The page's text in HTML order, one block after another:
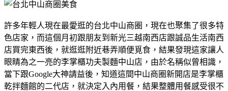
許多年輕人現在最愛逛的台北中山商圈，現在也聚集了很多特
色店家，而這個月初跟朋友到新光三越南西店跟誠品生活南西
店買完東西後，就逛逛附近巷弄順便覓食，結果發現這家讓人
眼睛為之一亮的李掌櫃功夫製麵中山店，由於名稱似曾相識，
當下跟Google大神請益後，知道這間中山商圈新開店是李掌櫃
乾拌麵館的二代店，就決定入內用餐，結果整體用餐感受很不